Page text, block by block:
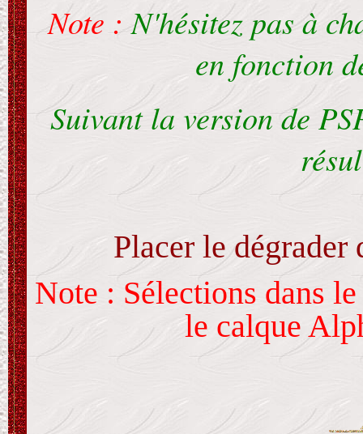
Note :N'hésitez pas à
en fonction
Suivant la version de
Placer le dégrader
Note : Sélections dans
le calque